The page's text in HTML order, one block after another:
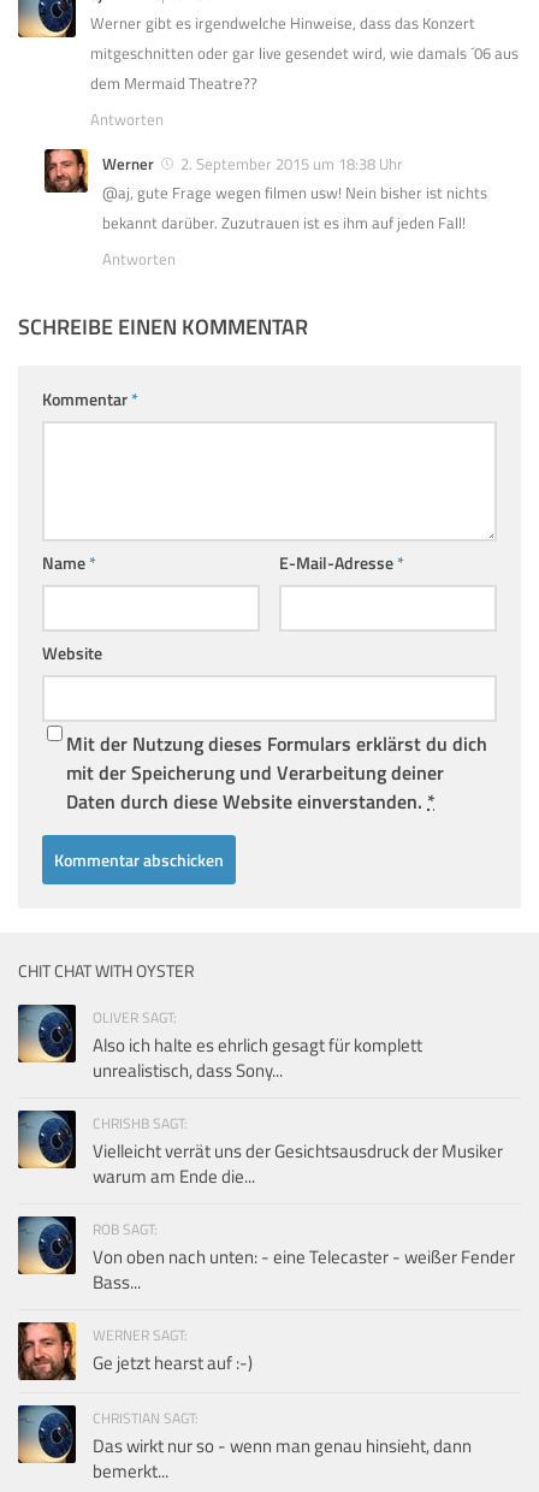
Werner gibt es irgendwelche Hinweise, dass das Konzert
mitgeschnitten oder gar live gesendet wird, wie damals ´06 aus
dem Mermaid Theatre??
Antworten
Werner
2. September 2015 um 18:38 Uhr
@aj, gute Frage wegen filmen usw! Nein bisher ist nichts
bekannt darüber. Zuzutrauen ist es ihm auf jeden Fall!
Antworten
SCHREIBE EINEN KOMMENTAR
Kommentar*
Name* E-Mail-Adresse*
Website
Mit der Nutzung dieses Formulars erklärst du dich
mit der Speicherung und Verarbeitung deiner
Daten durch diese Website einverstanden. *
CHIT CHAT WITH OYSTER
OLIVER SAGT:
Also ich halte es ehrlich gesagt für komplett
unrealistisch, dass Sony...
CHRISHB SAGT:
Vielleicht verrät uns der Gesichtsausdruck der Musiker
warum am Ende die...
ROB SAGT:
Von oben nach unten: - eine Telecaster - weißer Fender
Bass...
WERNER SAGT:
Ge jetzt hearst auf :-)
CHRISTIAN SAGT:
Das wirkt nur so - wenn man genau hinsieht, dann
bemerkt...